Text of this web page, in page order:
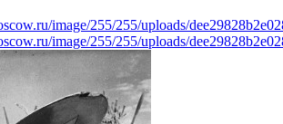
image/255/255/uploads/
image/255/255/uploads/